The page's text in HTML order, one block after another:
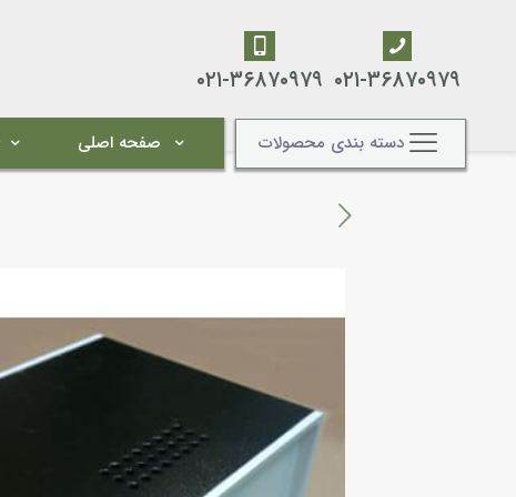
۰۲۱-۳۶۸۷۰۹۷۹ ۰۲۱-۳۶۸۷۰۹۷۹
دسته بندی محصولات صفحه اصلی